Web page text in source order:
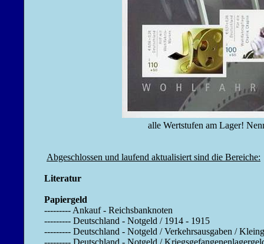
alle Wertstufen am Lager! Nennen Sie
Abgeschlossen und laufend aktualisiert sind die Bereiche:
Literatur
Papiergeld
--------- Ankauf - Reichsbanknoten
--------- Deutschland - Notgeld / 1914 - 1915
--------- Deutschland - Notgeld / Verkehrsausgaben /
--------- Deutschland - Notgeld /